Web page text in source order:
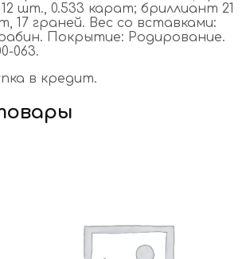
шт., 0.533 карат; бриллиант 21
17 граней. Вес со вставками:
Покрытие: Родирование.
063.
в кредит.